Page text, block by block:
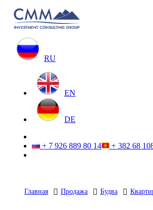
RU
EN
DE
+ 7 926 889 80 14 + 382 68
Главная Продажа Будва